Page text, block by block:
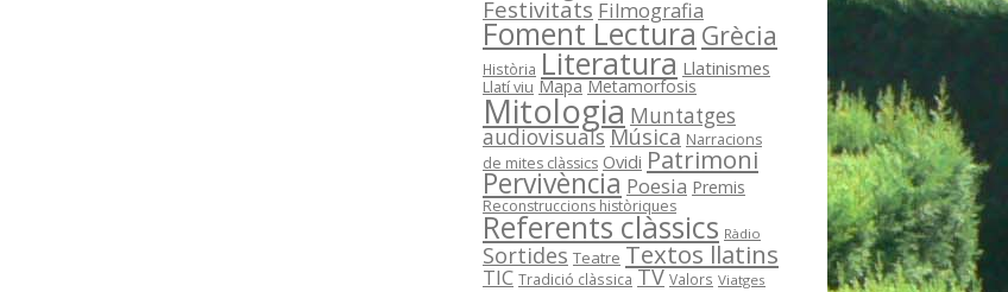
Festivitats Filmografia
Foment LecturaGrècia
Història Literatura Llatinismes
Llatí viu Mapa Metamorfosis
Mitologia Muntatges
audiovisualsMúsica Narracions
de mites clàssics Ovidi Patrimoni
Pervivència Poesia Premis
Reconstruccions històriques
Referents clàssics Ràdio
Sortides Teatre Textos llatins
TIC Tradició clàssica TV Valors Viatges